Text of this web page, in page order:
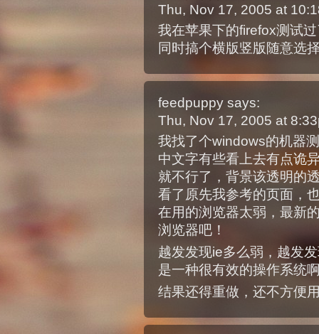
Thu, Nov 17, 2005 at
我在苹果下的firefox测试
同时搞个横版竖版随意选
feedpuppy says:
Thu, Nov 17, 2005 at
我找了个windows的机器
中文字有些看上去有点诡
就不行了，背景该透明的
看了原先我参考的页面，
在用的浏览器太弱，最新
浏览器吧！
越发发现ie多么弱，越发
是一种很有效的操作系统
结果还得重做，还不方便